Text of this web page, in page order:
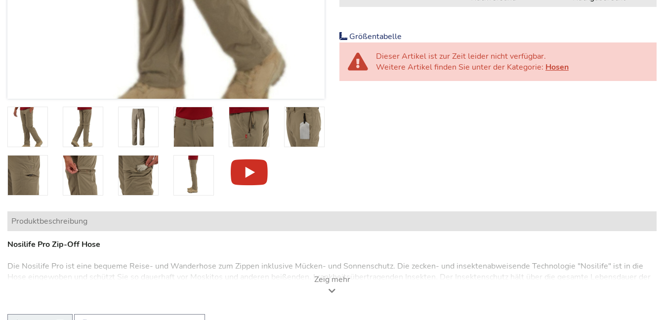
Größentabelle
Dieser Artikel ist zur Zeit leider nicht verfügbar.
Weitere Artikel finden Sie unter der Kategorie: Hosen
Produktbeschreibung
Nosilife Pro Zip-Off Hose
Die Nosilife Pro ist eine bequeme Reise- und Wanderhose zum Zippen inklusive Mücken- und Sonnenschutz. Die zecken- und insektenabweisende Technologie "Nosilife" ist in die
Hose eingewoben und schützt Sie so dauerhaft vor Moskitos und anderen beißenden, krankheitsübertragenden Insekten. Der Insektenschutz hält über die gesamte Lebensdauer der
Hose an. Die sehr leichte Zipphose ist aus recycelten, feuchtigkeitsregulierenden Materialien produziert. Die Hose ist leichtgewichtig, schnell trocknend, pflegeleicht und sehr
Zeig mehr